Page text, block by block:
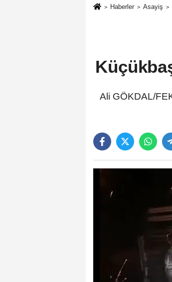
Haberler Asayiş
Ali GÖKDAL/